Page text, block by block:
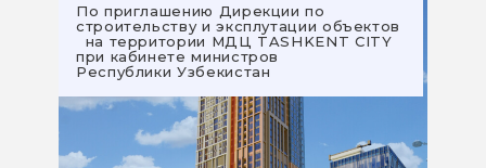
По приглашению Дирекции по
строительству и эксплутации объектов
на территории МДЦ TASHKENT CITY
при кабинете министров
Республики Узбекистан